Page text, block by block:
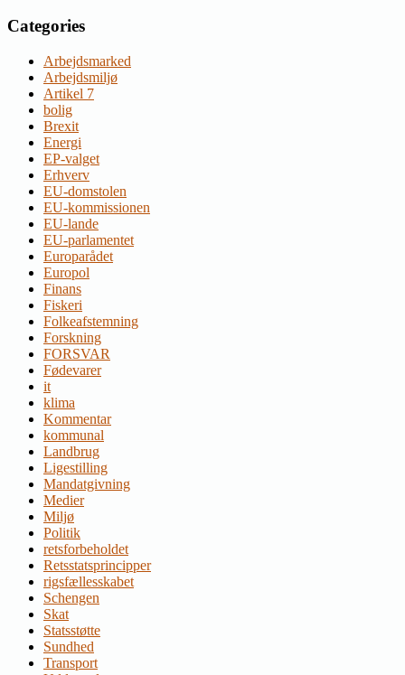
Categories
Arbejdsmarked
Arbejdsmiljø
Artikel 7
bolig
Brexit
Energi
EP-valget
Erhverv
EU-domstolen
EU-kommissionen
EU-lande
EU-parlamentet
Europarådet
Europol
Finans
Fiskeri
Folkeafstemning
Forskning
FORSVAR
Fødevarer
it
klima
Kommentar
kommunal
Landbrug
Ligestilling
Mandatgivning
Medier
Miljø
Politik
retsforbeholdet
Retsstatsprincipper
rigsfællesskabet
Schengen
Skat
Statsstøtte
Sundhed
Transport